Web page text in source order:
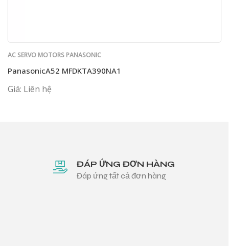
AC SERVO MOTORS PANASONIC
PanasonicA52 MFDKTA390NA1
Giá: Liên hệ
ĐÁP ỨNG ĐƠN HÀNG
Đáp ứng tất cả đơn hàng